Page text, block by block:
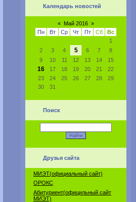
Календарь новостей
« Май 2016 »
Пн
Вт Ср Чт Пт Сб
Вс
1
2
3 4 5 6 7
8
9
10 11 12 13 14 15
16 17 18 19 20 21
22
23
24 25 26 27 28
29
30
31
Поиск
Друзья сайта
МИЭТ(официальный сайт)
ОРОКС
Абитуриент(официльный сайт
МИЭТ)